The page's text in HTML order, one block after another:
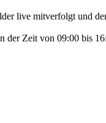
live mitverfolgt und
der Zeit von 09:00 bis